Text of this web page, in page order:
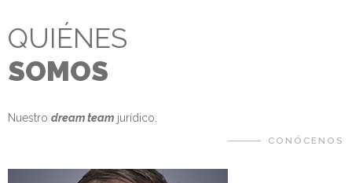
QUIÉNES
SOMOS
Nuestro dream team jurídico.
CONÓCENOS